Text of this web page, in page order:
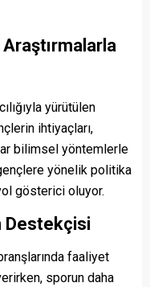
yürütülen
ihtiyaçları,
bilimsel yöntemlerle
yönelik politika
gösterici oluyor.
Destekçisi
faaliyet
sporun daha